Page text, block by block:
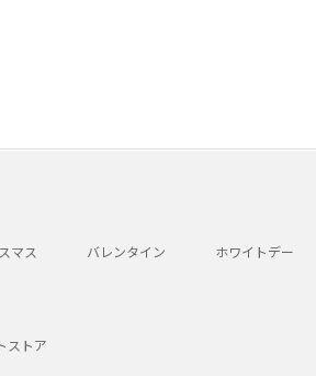
マス バレンタイン ホワイトデー
ストア